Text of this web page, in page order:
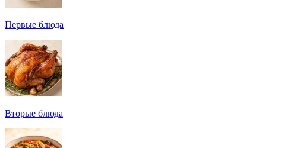
Первые блюда
Вторые блюда